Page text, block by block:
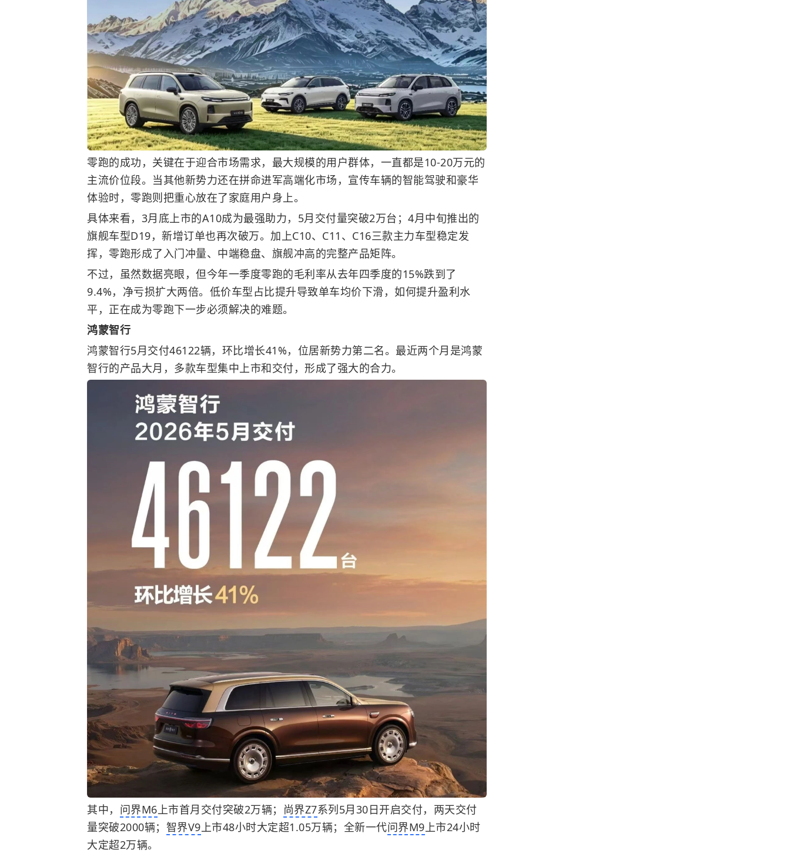
零跑的成功，关键在于迎合市场需求，最大规模的用户群体，一直都是10-20万元的
主流价位段。当其他新势力还在拼命进军高端化市场，宣传车辆的智能驾驶和豪华
体验时，零跑则把重心放在了家庭用户身上。
具体来看，3月底上市的A10成为最强助力，5月交付量突破2万台；4月中旬推出的
旗舰车型D19，新增订单也再次破万。加上C10、C11、C16三款主力车型稳定发
挥，零跑形成了入门冲量、中端稳盘、旗舰冲高的完整产品矩阵。
不过，虽然数据亮眼，但今年一季度零跑的毛利率从去年四季度的15%跌到了
9.4%，净亏损扩大两倍。低价车型占比提升导致单车均价下滑，如何提升盈利水
平，正在成为零跑下一步必须解决的难题。
鸿蒙智行
鸿蒙智行5月交付46122辆，环比增长41%，位居新势力第二名。最近两个月是鸿蒙
智行的产品大月，多款车型集中上市和交付，形成了强大的合力。
其中， 问界M6上市首月交付突破2万辆； 尚界Z7系列5月30日开启交付，两天交付
量突破2000辆； 智界V9上市48小时大定超1.05万辆；全新一代问界M9上市24小时
大定超2万辆。